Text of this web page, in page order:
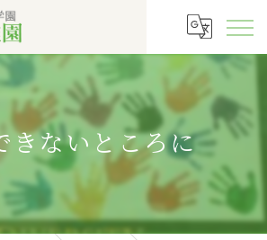
きないところに